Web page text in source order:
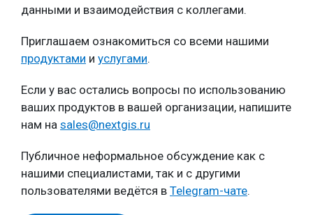
данными и взаимодействия с коллегами.
Приглашаем ознакомиться со всеми нашими
продуктами и услугами.
Если у вас остались вопросы по использованию
ваших продуктов в вашей организации, напишите
нам на sales@nextgis.ru
Публичное неформальное обсуждение как с
нашими специалистами, так и с другими
пользователями ведётся в Telegram-чате.